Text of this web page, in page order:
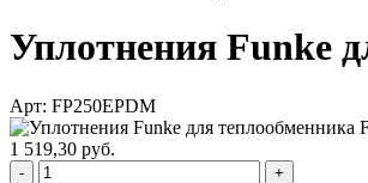
Уплотнения Funke
Арт: FP250EPDM
1 519,30 руб.
- +